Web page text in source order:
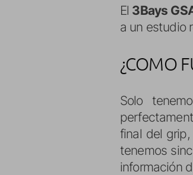
El 3Bays
a un estudio
¿COMO
Solo
final del
tenemos
información